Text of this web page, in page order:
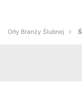
Orły Branży Ślubnej